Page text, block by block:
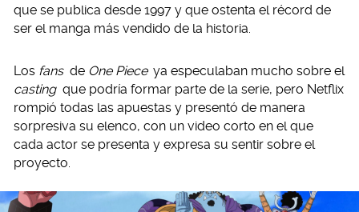
que se publica desde 1997 y que ostenta el récord de
ser el manga más vendido de la historia.
Los fans de One Piece ya especulaban mucho sobre el
casting que podría formar parte de la serie, pero Netflix
rompió todas las apuestas y presentó de manera
sorpresiva su elenco, con un video corto en el que
cada actor se presenta y expresa su sentir sobre el
proyecto.